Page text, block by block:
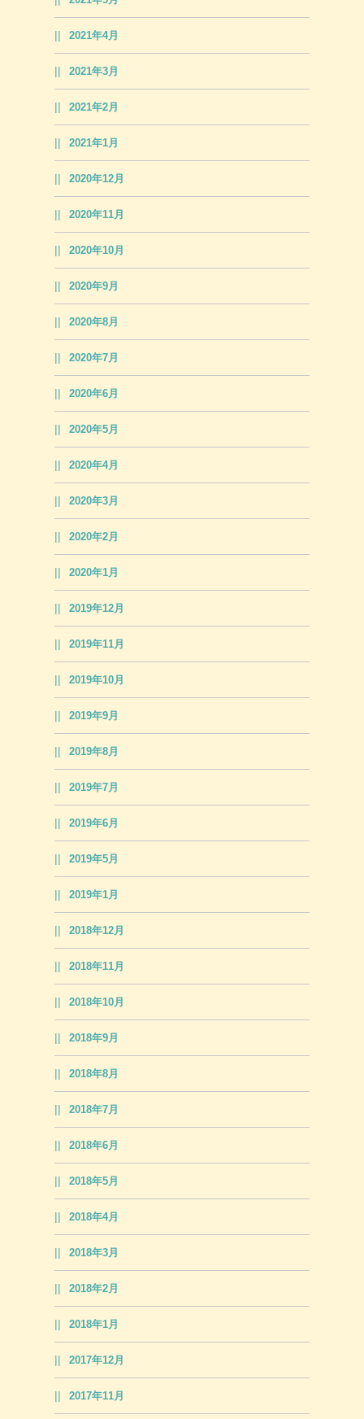
2021年4月
2021年3月
2021年2月
2021年1月
2020年12月
2020年11月
2020年10月
2020年9月
2020年8月
2020年7月
2020年6月
2020年5月
2020年4月
2020年3月
2020年2月
2020年1月
2019年12月
2019年11月
2019年10月
2019年9月
2019年8月
2019年7月
2019年6月
2019年5月
2019年1月
2018年12月
2018年11月
2018年10月
2018年9月
2018年8月
2018年7月
2018年6月
2018年5月
2018年4月
2018年3月
2018年2月
2018年1月
2017年12月
2017年11月